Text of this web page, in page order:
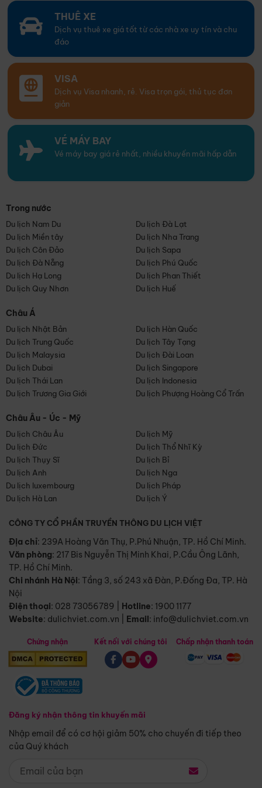
THUÊ XE
Dịch vụ thuê xe giá tốt từ các nhà xe uy tín và chu
đáo
VISA
Dịch vụ Visa nhanh, rẻ. Visa trọn gói, thủ tục đơn
giản
VÉ MÁY BAY
Vé máy bay giá rẻ nhất, nhiều khuyến mãi hấp dẫn
Trong nước
Du lịch Nam Du
Du lịch Đà Lạt
Du lịch Miền tây
Du lịch Nha Trang
Du lịch Côn Đảo
Du lịch Sapa
Du lịch Đà Nẵng
Du lịch Phú Quốc
Du lịch Hạ Long
Du lịch Phan Thiết
Du lịch Quy Nhơn
Du lịch Huế
Châu Á
Du lịch Nhật Bản
Du lịch Hàn Quốc
Du lịch Trung Quốc
Du lịch Tây Tạng
Du lịch Malaysia
Du lịch Đài Loan
Du lịch Dubai
Du lịch Singapore
Du lịch Thái Lan
Du lịch Indonesia
Du lịch Trương Gia Giới
Du lịch Phượng Hoàng Cổ Trấn
Châu Âu - Úc - Mỹ
Du lịch Châu Âu
Du lịch Mỹ
Du lịch Đức
Du lịch Thổ Nhĩ Kỳ
Du lịch Thụy Sĩ
Du lịch Bỉ
Du lịch Anh
Du lịch Nga
Du lịch luxembourg
Du lịch Pháp
Du lịch Hà Lan
Du lịch Ý
CÔNG TY CỔ PHẦN TRUYỀN THÔNG DU LỊCH VIỆT
Địa chỉ: 239A Hoàng Văn Thụ, P.Phú Nhuận, TP. Hồ Chí Minh.
Văn phòng: 217 Bis Nguyễn Thị Minh Khai, P.Cầu Ông Lãnh,
TP. Hồ Chí Minh.
Chi nhánh Hà Nội: Tầng 3, số 243 xã Đàn, P.Đống Đa, TP. Hà
Nội
Điện thoại: 028 73056789 Hotline: 1900 1177
Website: dulichviet.com.vn Email: info@dulichviet.com.vn
Chứng nhận
Đăng ký nhận thông tin khuyến mãi
Nhập email để có cơ hội giảm 50% cho chuyến đi tiếp theo
của Quý khách
Kết nối với chúng tôi Chấp nhận thanh toán